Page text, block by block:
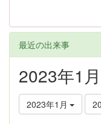
最近の出来事
2023年1
2023年1月